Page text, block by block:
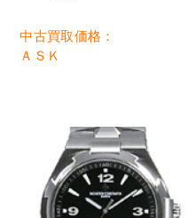
中古買取価格：
ＡＳＫ